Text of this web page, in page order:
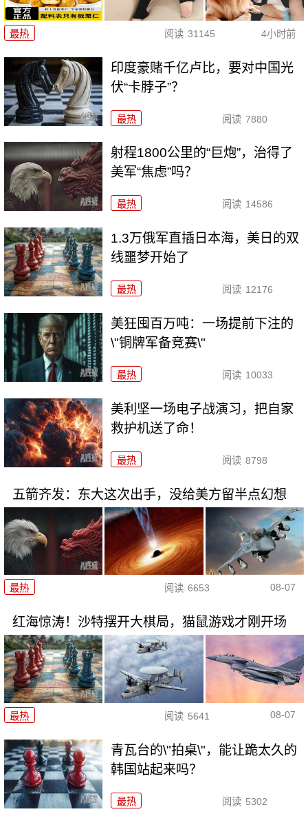
最热 阅读 31145 4小时前
印度豪赌千亿卢比，要对中国光
伏“卡脖子”？
最热 阅读 7880
射程1800公里的“巨炮”，治得了
美军“焦虑”吗？
最热 阅读 14586
1.3万俄军直插日本海，美日的双
线噩梦开始了
最热 阅读 12176
美狂囤百万吨：一场提前下注的
\"铜牌军备竞赛\"
最热 阅读 10033
美利坚一场电子战演习，把自家
救护机送了命！
最热 阅读 8798
五箭齐发：东大这次出手，没给美方留半点幻想
最热 阅读 6653 08-07
红海惊涛！沙特摆开大棋局，猫鼠游戏才刚开场
最热 阅读 5641 08-07
青瓦台的\"拍桌\"，能让跪太久的
韩国站起来吗？
最热 阅读 5302